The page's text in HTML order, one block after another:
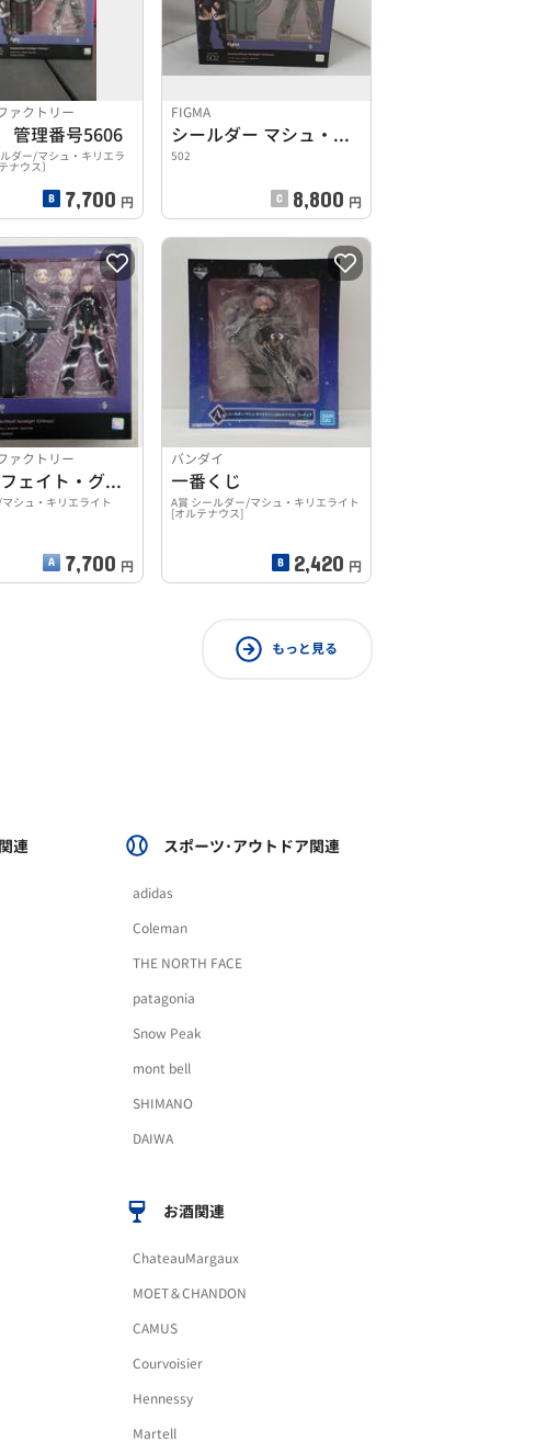
ァクトリー
管理番号5606
ダー/マシュ・キリエラ
ナウス〕
7,700 円
FIGMA
シールダー マシュ・キリエライト(オルテナウス)
502
8,800 円
ァクトリー
FIGMA フェイト・グランドオーダー
シュ・キリエライト
7,700 円
バンダイ
一番くじ
A賞 シールダー/マシュ・キリエライト
[オルテナウス]
2,420 円
もっと見る
連 スポーツ･アウトドア関連
adidas
Coleman
THE NORTH FACE
patagonia
Snow Peak
mont bell
SHIMANO
DAIWA
お酒関連
ChateauMargaux
MOET＆CHANDON
CAMUS
Courvoisier
Hennessy
Martell